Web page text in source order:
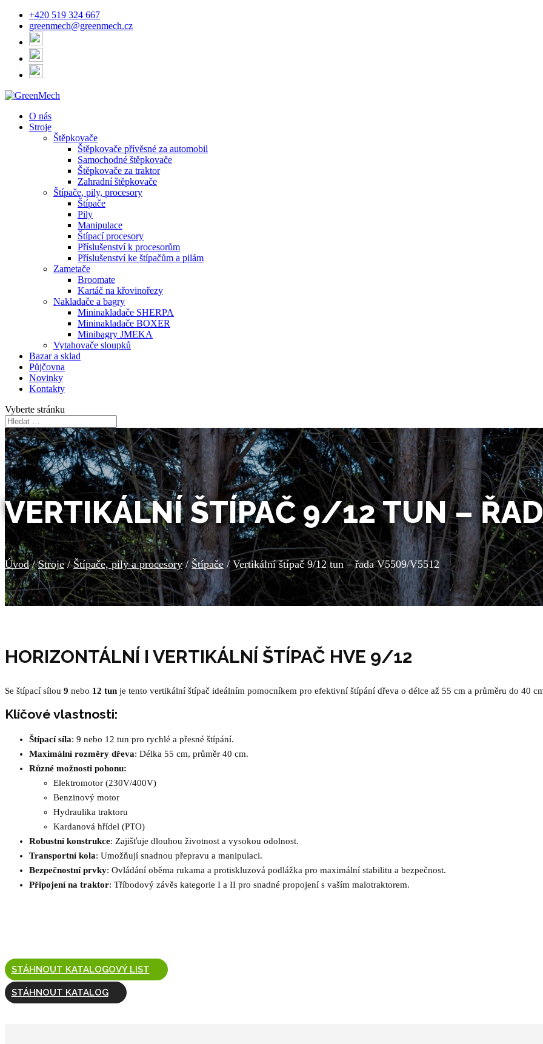
+420 519 324 667
greenmech@greenmech.cz
O nás
Stroje
Štěpkovače
Štěpkovače přívěsné za automobil
Samochodné štěpkovače
Štěpkovače za traktor
Zahradní štěpkovače
Štípače, pily, procesory
Štípače
Pily
Manipulace
Štípací procesory
Příslušenství k procesorům
Příslušenství ke štípačům a pilám
Zametače
Broomate
Kartáč na křovinořezy
Nakladače a bagry
Mininakladače SHERPA
Mininakladače BOXER
Minibagry JMEKA
Vytahovače sloupků
Bazar a sklad
Půjčovna
Novinky
Kontakty
Vyberte stránku
VERTIKÁLNÍ ŠTÍPAČ 9/12 TUN –
Úvod/Stroje/Štípače, pily a procesory/Štípače / Vertikální štípač 9/12 tun – řada V5509/V5512
HORIZONTÁLNÍ I VERTIKÁLNÍ ŠTÍPAČ HVE 9/12
Se štípací sílou 9 nebo 12 tun je tento vertikální štípač ideálním pomocníkem pro efektivní štípání dřeva o délce až 55 cm a průměru do 40
Klíčové vlastnosti:
Štípací síla: 9 nebo 12 tun pro rychlé a přesné štípání.
Maximální rozměry dřeva: Délka 55 cm, průměr 40 cm.
Různé možnosti pohonu:
Elektromotor (230V/400V)
Benzinový motor
Hydraulika traktoru
Kardanová hřídel (PTO)
Robustní konstrukce: Zajišťuje dlouhou životnost a vysokou odolnost.
Transportní kola: Umožňují snadnou přepravu a manipulaci.
Bezpečnostní prvky: Ovládání oběma rukama a protiskluzová podlážka pro maximální stabilitu a bezpečnost.
Připojení na traktor: Tříbodový závěs kategorie I a II pro snadné propojení s vaším malotraktorem.
STÁHNOUT KATALOGOVÝ LIST
STÁHNOUT KATALOG